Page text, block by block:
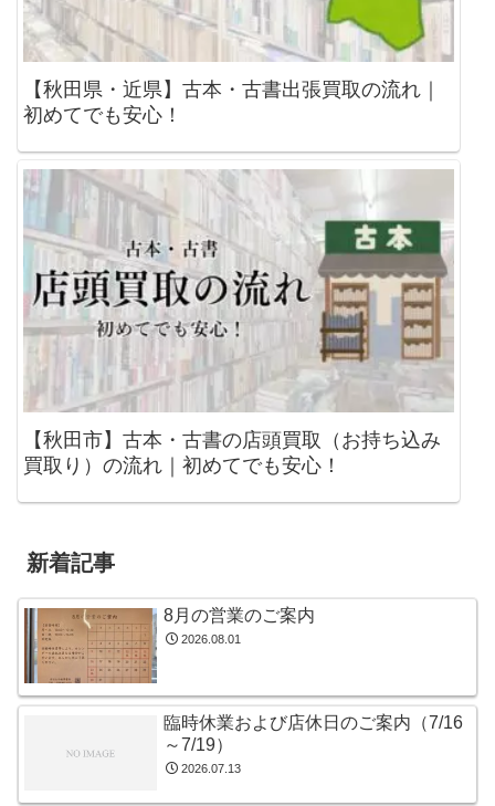
【秋田県・近県】古本・古書出張買取の流れ｜
初めてでも安心！
【秋田市】古本・古書の店頭買取（お持ち込み
買取り）の流れ｜初めてでも安心！
新着記事
8月の営業のご案内
2026.08.01
臨時休業および店休日のご案内（7/16
～7/19）
2026.07.13